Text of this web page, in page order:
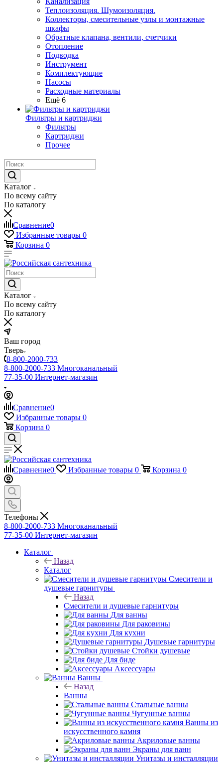
Теплоизоляция. Шумоизоляция.
Коллекторы, смесительные узлы и монтажные
шкафы
Обратные клапана, вентили, счетчики
Отопление
Подводка
Инструмент
Комплектующие
Насосы
Расходные материалы
Ещё 6
Фильтры и картриджи
Фильтры
Картриджи
Прочее
Каталог
По всему сайту
По каталогу
Сравнение0
Избранные товары 0
Корзина 0
Каталог
По всему сайту
По каталогу
Ваш город
Тверь
8-800-2000-733
8-800-2000-733 Многоканальный
77-35-00 Интернет-магазин
Сравнение0
Избранные товары 0
Корзина 0
Сравнение0 Избранные товары 0 Корзина 0
Телефоны
8-800-2000-733 Многоканальный
77-35-00 Интернет-магазин
Каталог
Назад
Каталог
Смесители и
душевые гарнитуры
Назад
Смесители и душевые гарнитуры
Для ванны
Для раковины
Для кухни
Душевые гарнитуры
Стойки душевые
Для биде
Аксессуары
Ванны
Назад
Ванны
Стальные ванны
Чугунные ванны
Ванны из
искусственного камня
Акриловые ванны
Экраны для ванн
Унитазы и инсталляции